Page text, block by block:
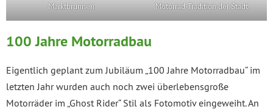
Marktbrunnen
Motorrad-Tradition der Stadt
100 Jahre Motorradbau
Eigentlich geplant zum Jubiläum „100 Jahre Motorradbau“ im
letzten Jahr wurden auch noch zwei überlebensgroße
Motorräder im „Ghost Rider“ Stil als Fotomotiv eingeweiht. An